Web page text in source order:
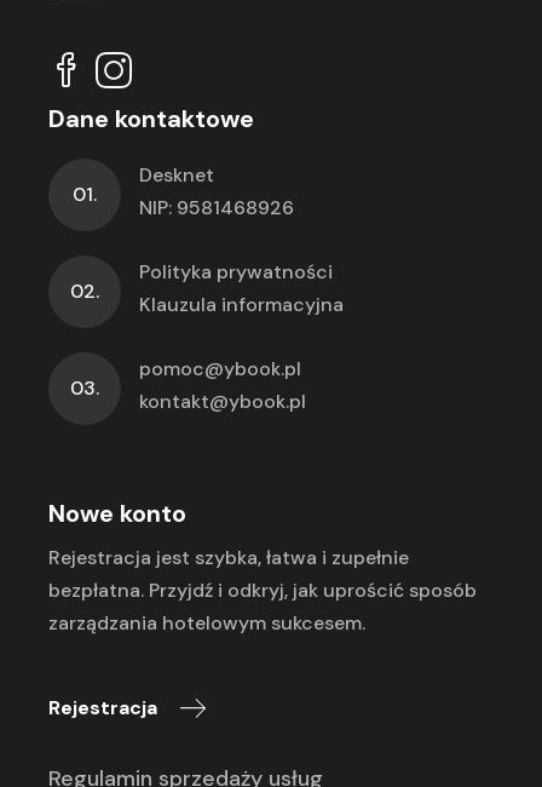
Dane kontaktowe
01.
Desknet
NIP: 9581468926
02.
Polityka prywatności
Klauzula informacyjna
03.
pomoc@ybook.pl
kontakt@ybook.pl
Nowe konto
Rejestracja jest szybka, łatwa i zupełnie
bezpłatna. Przyjdź i odkryj, jak uprościć sposób
zarządzania hotelowym sukcesem.
Rejestracja
Regulamin sprzedaży usług